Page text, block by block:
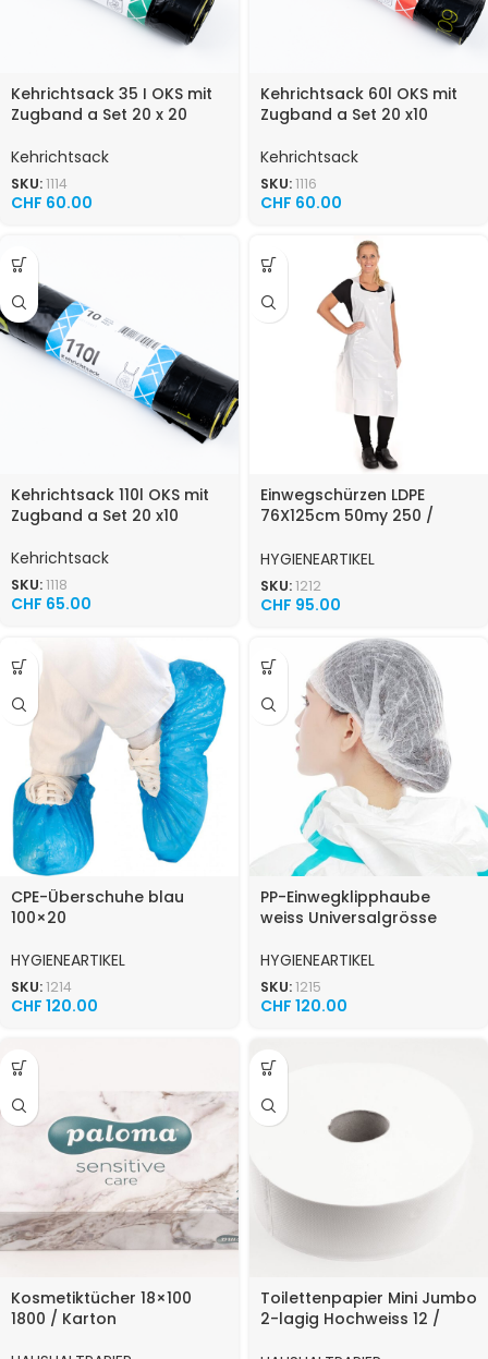
Kehrichtsack 35 I OKS mit
Zugband a Set 20 x 20
Kehrichtsack
SKU:1114
CHF 60.00
Kehrichtsack 60l OKS mit
Zugband a Set 20 x10
Kehrichtsack
SKU:1116
CHF 60.00
Kehrichtsack 110l OKS mit
Zugband a Set 20 x10
Kehrichtsack
SKU:1118
CHF 65.00
Einwegschürzen LDPE
76X125cm 50my 250 /
HYGIENEARTIKEL
SKU:1212
CHF 95.00
CPE-Überschuhe blau
100×20
HYGIENEARTIKEL
SKU:1214
CHF 120.00
PP-Einwegklipphaube
weiss Universalgrösse
HYGIENEARTIKEL
SKU:1215
CHF 120.00
Kosmetiktücher 18×100
1800 / Karton
Toilettenpapier Mini Jumbo
2-lagig Hochweiss 12 /